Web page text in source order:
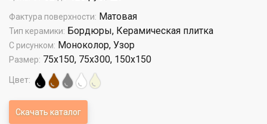
Фактура поверхности: Матовая
Тип керамики: Бордюры, Керамическая плитка
С рисунком: Моноколор, Узор
Размер: 75x150, 75x300, 150x150
Цвет:
Скачать каталог